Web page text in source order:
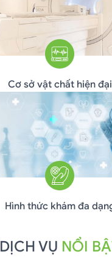
Cơ sở vật chất hiện đại
Hình thức khám đa
DỊCH VỤ NỔI